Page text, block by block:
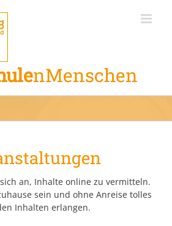
nMenschen
an, Inhalte online zu vermitteln.
sein und ohne Anreise tolles
Inhalten erlangen.